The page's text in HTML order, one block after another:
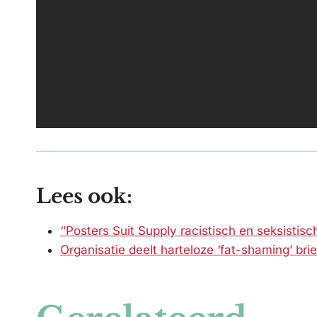
Lees ook:
‘’Posters Suit Supply racistisch en
Organisatie deelt harteloze ‘fat-shaming’